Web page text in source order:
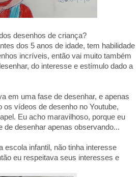
desenhos de criança?
dos 5 anos de idade, tem habilidade
incríveis, então vai muito também
do interesse e estímulo dado a
em uma fase de desenhar, e apenas
os vídeos de desenho no Youtube,
Eu acho maravilhoso, porque eu
de desenhar apenas observando...
escola infantil, não tinha interesse
eu respeitava seus interesses e